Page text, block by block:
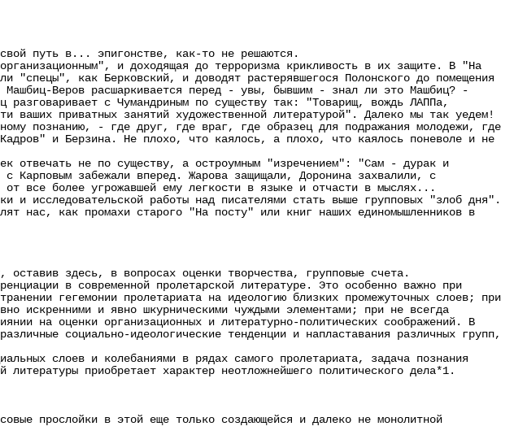
путь в... эпигонстве, как-то не решаются.
и доходящая до терроризма крикливость в их защите. В "На
"спецы", как Берковский, и доводят растерявшегося Полонского до помещения
Веров расшаркивается перед - увы, бывшим - знал ли это Машбиц? -
разговаривает с Чумандриным по существу так: "Товарищ, вождь ЛАППа,
приватных занятий художественной литературой". Далеко мы так уедем!
познанию, - где друг, где враг, где образец для подражания молодежи, где
и Берзина. Не плохо, что каялось, а плохо, что каялось поневоле и не
не по существу, а остроумным "изречением": "Сам - дурак и
Карповым забежали вперед. Жарова защищали, Доронина захвалили, с
от все более угрожавшей ему легкости в языке и отчасти в мыслях...
работы над писателями стать выше групповых "злоб дня".
нас, как промахи старого "На посту" или книг наших единомышленников в
здесь, в вопросах оценки творчества, групповые счета.
в современной пролетарской литературе. Это особенно важно при
гегемонии пролетариата на идеологию близких промежуточных слоев; при
искренними и явно шкурническими чуждыми элементами; при не всегда
на оценки организационных и литературно-политических соображений. В
социально-идеологические тенденции и напластавания различных групп,
слоев и колебаниями в рядах самого пролетариата, задача познания
приобретает характер неотложнейшего политического дела*1.
прослойки в этой еще только создающейся и далеко не монолитной